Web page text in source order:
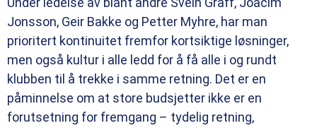
Jonsson, Geir Bakke og Petter Myhre, har man
prioritert kontinuitet fremfor kortsiktige løsninger,
men også kultur i alle ledd for å få alle i og rundt
klubben til å trekke i samme retning. Det er en
påminnelse om at store budsjetter ikke er en
forutsetning for fremgang – tydelig retning,